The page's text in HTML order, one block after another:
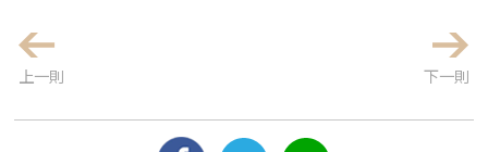
上一則 下一則